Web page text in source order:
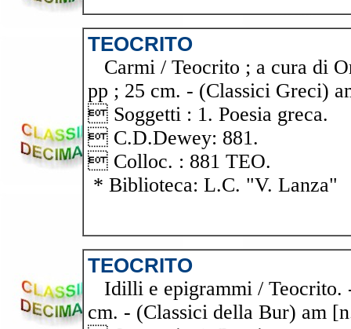
TEOCRITO
Carmi / Teocrito ; a cura di
pp ; 25 cm. - (Classici Greci)
 Soggetti : 1. Poesia greca.
 C.D.Dewey: 881.
 Colloc. : 881 TEO.
* Biblioteca: L.C. "V. Lanza"
TEOCRITO
Idilli e epigrammi / Teocrito.
cm. - (Classici della Bur) am